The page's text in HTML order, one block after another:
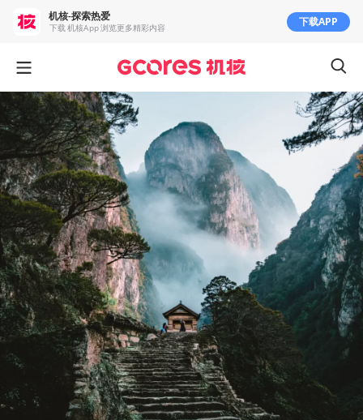
机核-探索热爱
下载 机核App 浏览更多精彩内容 下载APP